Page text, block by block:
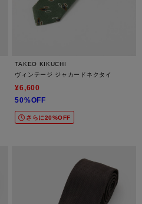
TAKEO KIKUCHI
ヴィンテージ ジャカードネクタイ
¥6,600
50%OFF
さらに20%OFF